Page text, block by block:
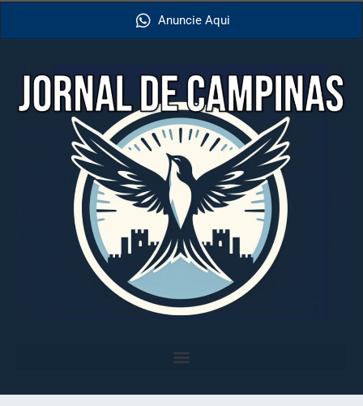
Anuncie Aqui